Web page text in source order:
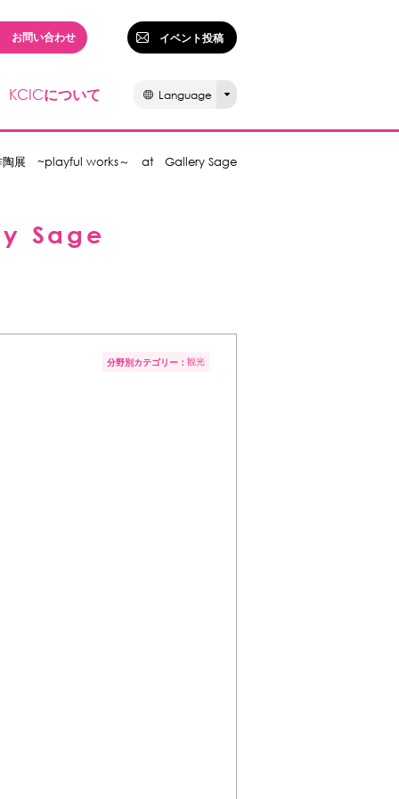
お問い合わせ イベント投稿
KCICについて Language
陶展 ~playful works～ at Gallery Sage
Sage
分野別カテゴリー： 観光